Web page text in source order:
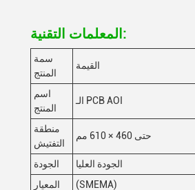
المعلمات التقنية:
سمة
المنتج
القيمة
اسم
المنتج
الـ PCB AOI
منطقة
التفتيش
حتى 460 × 610 مم
الجودة
الجودة العليا
المعيار
(SMEMA)